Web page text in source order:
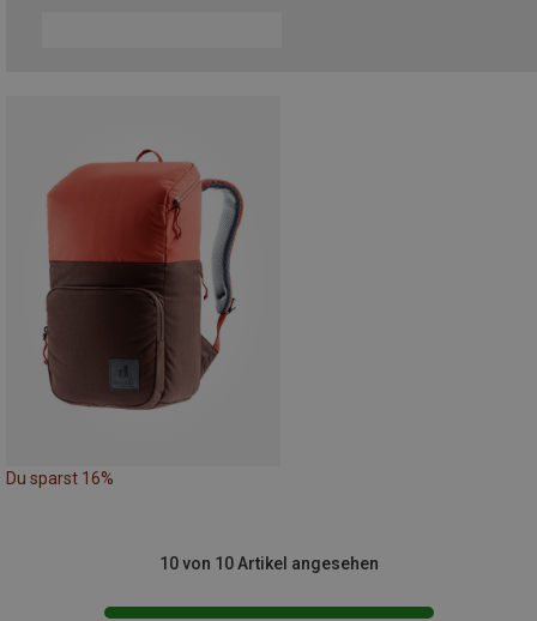
Du sparst 16%
10 von 10 Artikel angesehen